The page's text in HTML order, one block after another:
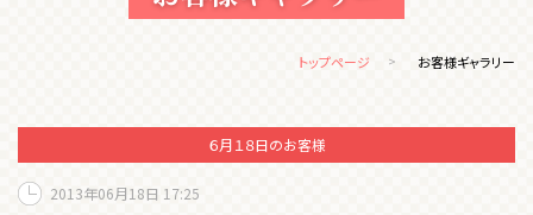
トップページ お客様ギャラリー
６月１８日のお客様
2013年06月18日 17:25